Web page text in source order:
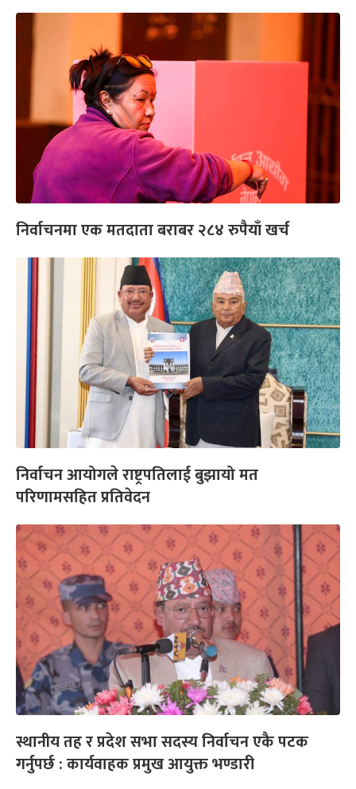
निर्वाचनमा एक मतदाता बराबर २८४ रुपैयाँ खर्च
निर्वाचन आयोगले राष्ट्रपतिलाई बुझायो मत
परिणामसहित प्रतिवेदन
स्थानीय तह र प्रदेश सभा सदस्य निर्वाचन एकै पटक
गर्नुपर्छ : कार्यवाहक प्रमुख आयुक्त भण्डारी